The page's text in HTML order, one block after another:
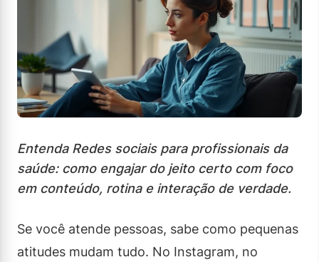
Entenda Redes sociais para profissionais da
saúde: como engajar do jeito certo com foco
em conteúdo, rotina e interação de verdade.
Se você atende pessoas, sabe como pequenas
atitudes mudam tudo. No Instagram, no